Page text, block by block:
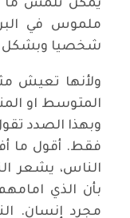
يمكن تلمس ما
ملموس في
شخصيا وبشكل
ولأنها تعيش
المتوسط او
وبهذا الصدد
فقط. أقول ما
الناس، يشعر
بأن الذي
مجرد إنسان.